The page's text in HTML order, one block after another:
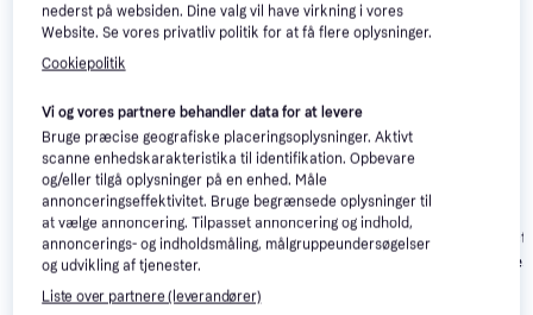
ASG Disc Golf Set
Set 3-pack
Discmania
Premium
nederst på websiden. Dine valg vil have virkning i vores
Website. Se vores privatliv politik for at få flere oplysninger.
Cookiepolitik
Vi og vores partnere behandler data for at levere
Bruge præcise geografiske placeringsoplysninger. Aktivt
scanne enhedskarakteristika til identifikation. Opbevare
og/eller tilgå oplysninger på en enhed. Måle
annonceringseffektivitet. Bruge begrænsede oplysninger til
at vælge annoncering. Tilpasset annoncering og indhold,
annoncerings- og indholdsmåling, målgruppeundersøgelser
og udvikling af tjenester.
Liste over partnere (leverandører)